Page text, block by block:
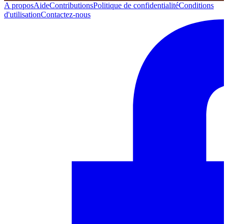
A proposAideContributionsPolitique de confidentialitéConditions
d'utilisationContactez-nous